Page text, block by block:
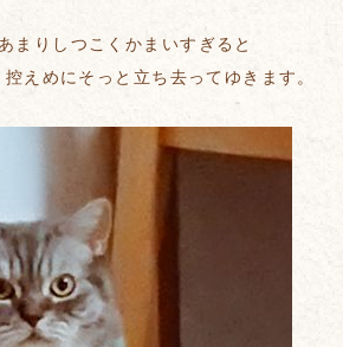
まりしつこくかまいすぎると
えめにそっと立ち去ってゆきます。